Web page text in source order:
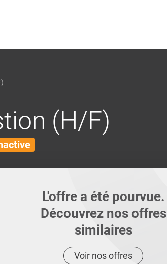
(H/F)
L'offre a été pourvue.
Découvrez nos offres
similaires
Voir nos offres